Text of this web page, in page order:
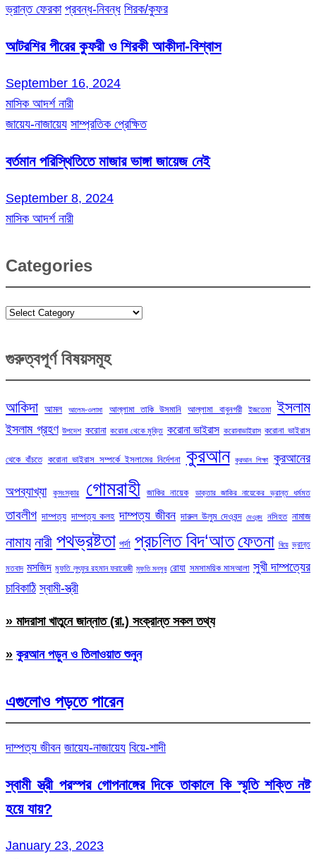
ভ্রান্ত ফেরকা প্রবন্ধ-নিবন্ধ শিরক/কুফর
আটরশির পীরের কুফরী ও শিরকী আকীদা-বিশ্বাস
September 16, 2024
মাসিক আদর্শ নারী
জায়েয-নাজায়েয সাম্প্রতিক প্রেক্ষিত
বর্তমান পরিস্থিতিতে মাজার ভাঙ্গা জায়েজ নেই
September 8, 2024
মাসিক আদর্শ নারী
Categories
Categories
গুরুত্বপূর্ণ বিষয়সমূহ
আকিদা আমল আলেম-ওলামা আল্লামা তাকি উসমানি আল্লামা বাবুনগরী ইজতেমা ইসলাম
ইসলাম গ্রহণ উপদেশ করোনা করোনা থেকে মুক্তি করোনা ভাইরাস করোনাভাইরাস করোনা ভাইরাস
থেকে বাঁচতে করোনা ভাইরাস সম্পর্কে ইসলামের নির্দেশনা কুরআন কুরআন শিক্ষা কুরআনের
অপব্যাখ্যা কুসংস্কার গোমরাহী জাকির নায়েক ডাক্তার জাকির নায়েকের ভ্রান্ত ধর্মমত
তাবলীগ দাম্পত্য দাম্পত্য কলহ দাম্পত্য জীবন দারুল উলুম দেওবন্দ দেওবন্দ নসিহত নামাজ
নামায নারী পথভ্রষ্টতা পর্দা প্রচলিত বিদ‘আত ফেতনা বিয়ে ভ্রান্ত
মতবাদ মসজিদ মুফতি লুৎফুর রহমান ফরায়েজী মুফতি মনসুর রোযা সমসাময়িক মাসআলা সুখী দাম্পত্যের
চাবিকাঠি স্বামী-স্ত্রী
» মাদরাসা খাতুনে জান্নাত (রা.) সংক্রান্ত সকল তথ্য
» কুরআন পড়ুন ও তিলাওয়াত শুনুন
এগুলোও পড়তে পারেন
দাম্পত্য জীবন জায়েয-নাজায়েয বিয়ে-শাদী
স্বামী স্ত্রী পরস্পর গোপনাঙ্গের দিকে তাকালে কি স্মৃতি শক্তি নষ্ট
হয়ে যায়?
January 23, 2023